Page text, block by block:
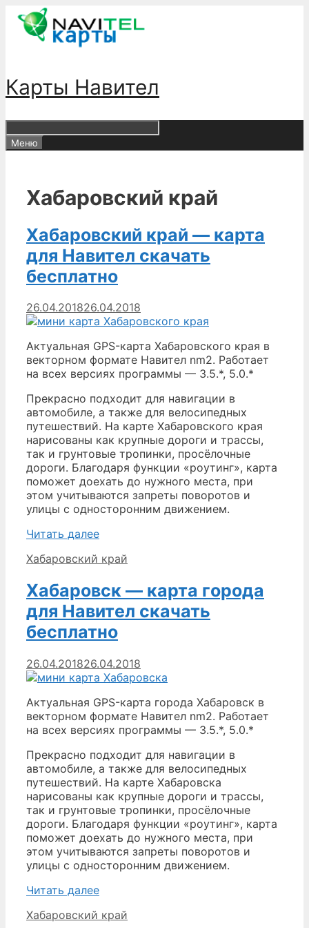
Перейти
содержимому
Карты Навител
Меню
Хабаровский край
Хабаровский край — карта
для Навител скачать
бесплатно
26.04.201826.04.2018
Актуальная GPS-карта Хабаровского края в
векторном формате Навител nm2. Работает
на всех версиях программы — 3.5.*, 5.0.*
Прекрасно подходит для навигации в
автомобиле, а также для велосипедных
путешествий. На карте Хабаровского края
нарисованы как крупные дороги и трассы,
так и грунтовые тропинки, просёлочные
дороги. Благодаря функции «роутинг», карта
поможет доехать до нужного места, при
этом учитываются запреты поворотов и
улицы с односторонним движением.
Читать далееХабаровский
—
для
Навител
скачать
бесплатно
Рубрики
Хабаровский край
Хабаровск — карта города
для Навител скачать
бесплатно
26.04.201826.04.2018
Актуальная GPS-карта города Хабаровск в
векторном формате Навител nm2. Работает
на всех версиях программы — 3.5.*, 5.0.*
Прекрасно подходит для навигации в
автомобиле, а также для велосипедных
путешествий. На карте Хабаровска
нарисованы как крупные дороги и трассы,
так и грунтовые тропинки, просёлочные
дороги. Благодаря функции «роутинг», карта
поможет доехать до нужного места, при
этом учитываются запреты поворотов и
улицы с односторонним движением.
Читать далееХабаровск
карта
Рубрики
Хабаровский край